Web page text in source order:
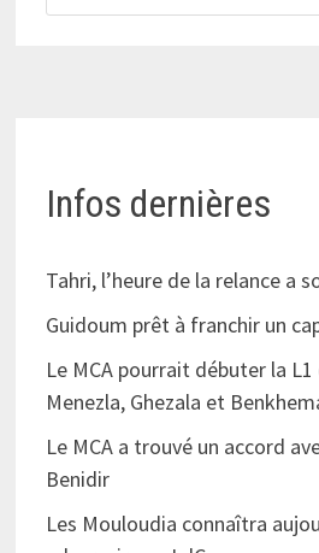
Infos dernières
Tahri, l’heure de la relance a
Guidoum prêt à franchir un
Le MCA pourrait débuter la
Menezla, Ghezala et
Le MCA a trouvé un accord
Benidir
Les Mouloudia connaîtra